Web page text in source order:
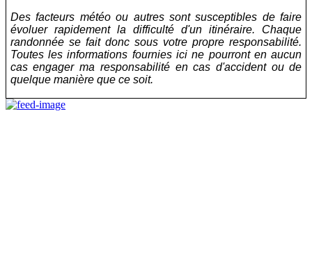
Des facteurs météo ou autres sont susceptibles de faire
évoluer rapidement la difficulté d'un itinéraire. Chaque
randonnée se fait donc sous votre propre responsabilité.
Toutes les informations fournies ici ne pourront en aucun
cas engager ma responsabilité en cas d'accident ou de
quelque manière que ce soit.